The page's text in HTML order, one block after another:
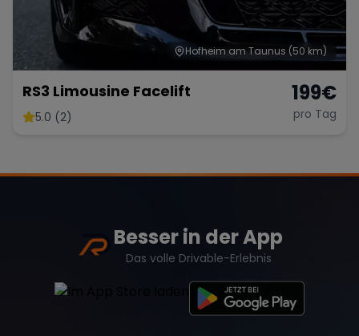
Hofheim am Taunus (50 km)
RS3 Limousine Facelift
5.0 (2)
199€
pro Tag
Besser in der App
Das volle Drivable-Erlebnis